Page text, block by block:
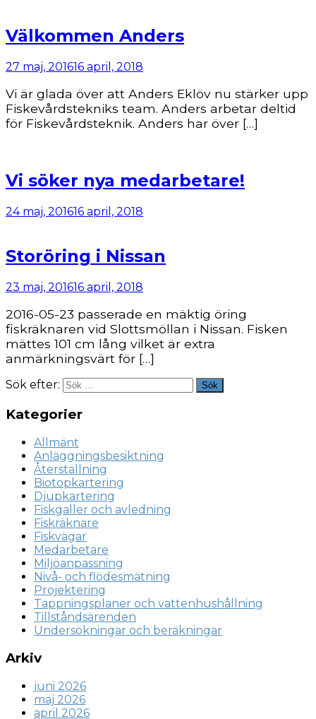
Välkommen Anders
27 maj, 201616 april, 2018
Vi är glada över att Anders Eklöv nu stärker upp
Fiskevårdstekniks team. Anders arbetar deltid
för Fiskevårdsteknik. Anders har över […]
Vi söker nya medarbetare!
24 maj, 201616 april, 2018
Storöring i Nissan
23 maj, 201616 april, 2018
2016-05-23 passerade en mäktig öring
fiskräknaren vid Slottsmöllan i Nissan. Fisken
mättes 101 cm lång vilket är extra
anmärkningsvärt för […]
Sök efter: Sök
Kategorier
Allmänt
Anläggningsbesiktning
Återställning
Biotopkartering
Djupkartering
Fiskgaller och avledning
Fiskräknare
Fiskvägar
Medarbetare
Miljöanpassning
Nivå- och flödesmätning
Projektering
Tappningsplaner och vattenhushållning
Tillståndsärenden
Undersökningar och beräkningar
Arkiv
juni 2026
maj 2026
april 2026